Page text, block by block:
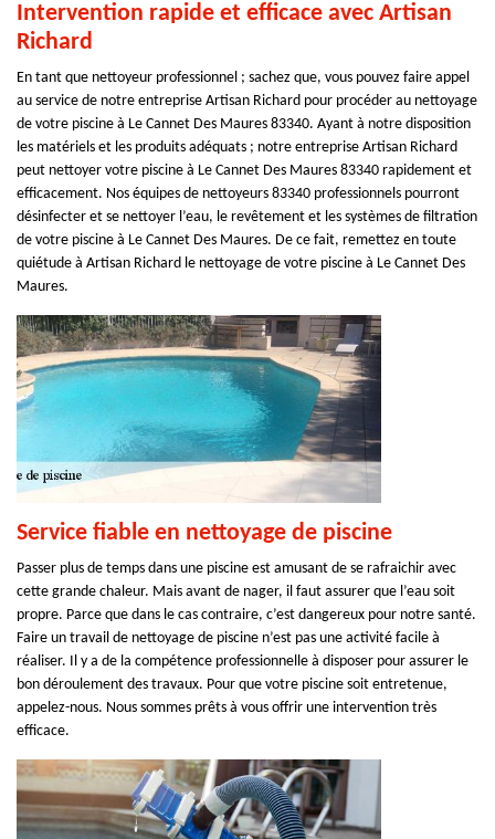
Intervention rapide et efficace avec Artisan
Richard
En tant que nettoyeur professionnel ; sachez que, vous pouvez faire appel
au service de notre entreprise Artisan Richard pour procéder au nettoyage
de votre piscine à Le Cannet Des Maures 83340. Ayant à notre disposition
les matériels et les produits adéquats ; notre entreprise Artisan Richard
peut nettoyer votre piscine à Le Cannet Des Maures 83340 rapidement et
efficacement. Nos équipes de nettoyeurs 83340 professionnels pourront
désinfecter et se nettoyer l’eau, le revêtement et les systèmes de filtration
de votre piscine à Le Cannet Des Maures. De ce fait, remettez en toute
quiétude à Artisan Richard le nettoyage de votre piscine à Le Cannet Des
Maures.
Service fiable en nettoyage de piscine
Passer plus de temps dans une piscine est amusant de se rafraichir avec
cette grande chaleur. Mais avant de nager, il faut assurer que l’eau soit
propre. Parce que dans le cas contraire, c’est dangereux pour notre santé.
Faire un travail de nettoyage de piscine n’est pas une activité facile à
réaliser. Il y a de la compétence professionnelle à disposer pour assurer le
bon déroulement des travaux. Pour que votre piscine soit entretenue,
appelez-nous. Nous sommes prêts à vous offrir une intervention très
efficace.